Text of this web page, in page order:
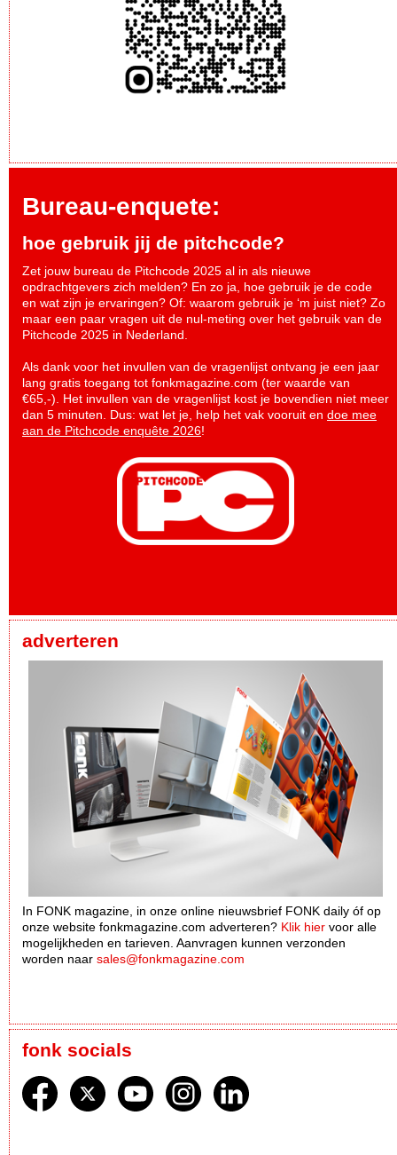
Bureau-enquete:
hoe gebruik jij de pitchcode?
Zet jouw bureau de Pitchcode 2025 al in als nieuwe
opdrachtgevers zich melden? En zo ja, hoe gebruik je de code
en wat zijn je ervaringen? Of: waarom gebruik je ‘m juist niet? Zo
maar een paar vragen uit de nul-meting over het gebruik van de
Pitchcode 2025 in Nederland.
Als dank voor het invullen van de vragenlijst ontvang je een jaar
lang gratis toegang tot fonkmagazine.com (ter waarde van
€65,-). Het invullen van de vragenlijst kost je bovendien niet meer
dan 5 minuten. Dus: wat let je, help het vak vooruit en doe mee
aan de Pitchcode enquête 2026!
adverteren
In FONK magazine, in onze online nieuwsbrief FONK daily óf op
onze website fonkmagazine.com adverteren? Klik hier voor alle
mogelijkheden en tarieven. Aanvragen kunnen verzonden
worden naar sales@fonkmagazine.com
fonk socials